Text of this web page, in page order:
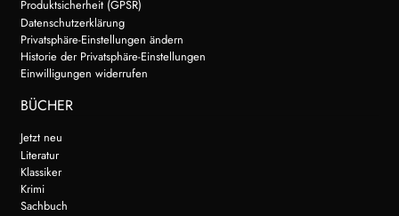
LIZENZEN | FOREIGN RIGHTS
Search:
Produktsicherheit (GPSR)
Datenschutzerklärung
Privatsphäre-Einstellungen ändern
Historie der Privatsphäre-Einstellungen
Einwilligungen widerrufen
BÜCHER
Jetzt neu
Literatur
Klassiker
Krimi
Sachbuch